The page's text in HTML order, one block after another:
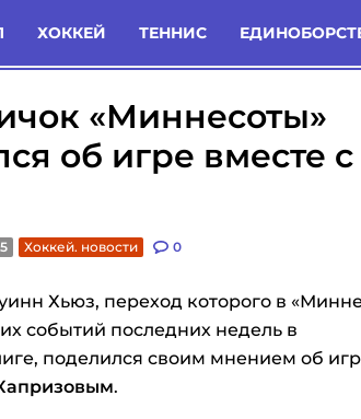
ХОККЕЙ ТЕННИС
Статьи Комменты Новости
«Миннесоты»
об игре вместе с
Хоккей. новости 0
Хьюз, переход которого в
событий последних недель в
поделился своим мнением об
.